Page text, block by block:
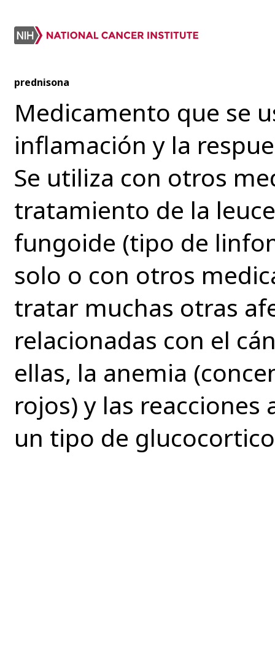
prednisona
Medicamento que se
inflamación y la
Se utiliza con otros
tratamiento de la
fungoide (tipo de
solo o con otros
tratar muchas otras
relacionadas con el
ellas, la anemia
rojos) y las reacciones
un tipo de